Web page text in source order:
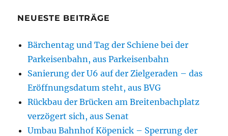
NEUESTE BEITRÄGE
Bärchentag und Tag der Schiene bei der
Parkeisenbahn, aus Parkeisenbahn
Sanierung der U6 auf der Zielgeraden – das
Eröffnungsdatum steht, aus BVG
Rückbau der Brücken am Breitenbachplatz
verzögert sich, aus Senat
Umbau Bahnhof Köpenick – Sperrung der